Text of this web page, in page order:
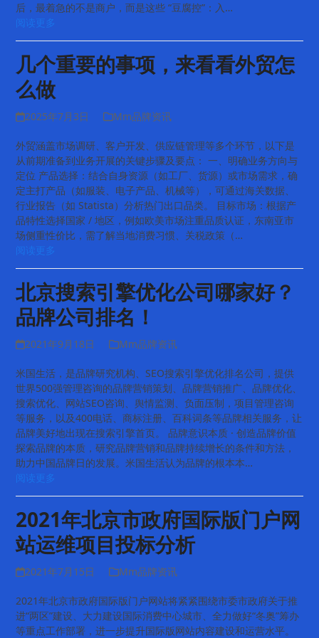
后，最着急的不是商户，而是这些 “豆腐控”：入…
阅读更多
几个重要的事项，来看看外贸怎
么做
2025年7月3日 Mm品牌资讯
外贸涵盖市场调研、客户开发、供应链管理等多个环节，以下是
从前期准备到业务开展的关键步骤及要点： 一、明确业务方向与
定位 产品选择：结合自身资源（如工厂、货源）或市场需求，确
定主打产品（如服装、电子产品、机械等），可通过海关数据、
行业报告（如 Statista）分析热门出口品类。 目标市场：根据产
品特性选择国家 / 地区，例如欧美市场注重品质认证，东南亚市
场侧重性价比，需了解当地消费习惯、关税政策（…
阅读更多
北京搜索引擎优化公司哪家好？
品牌公司排名！
2021年9月18日 Mm品牌资讯
米国生活，是品牌研究机构、SEO搜索引擎优化排名公司，提供
世界500强管理咨询的品牌营销策划、品牌营销推广、品牌优化、
搜索优化、网站SEO咨询、舆情监测、负面压制，项目管理咨询
等服务，以及400电话、商标注册、百科词条等品牌相关服务，让
品牌美好地出现在搜索引擎首页。 品牌意识本质 · 创造品牌价值
探索品牌的本质，研究品牌营销和品牌持续增长的条件和方法，
助力中国品牌日的发展。米国生活认为品牌的根本本…
阅读更多
2021年北京市政府国际版门户网
站运维项目投标分析
2021年7月15日 Mm品牌资讯
2021年北京市政府国际版门户网站将紧紧围绕市委市政府关于推
进“两区”建设、大力建设国际消费中心城市、全力做好“冬奥”筹办
等重点工作部署，进一步提升国际版网站内容建设和运营水平。